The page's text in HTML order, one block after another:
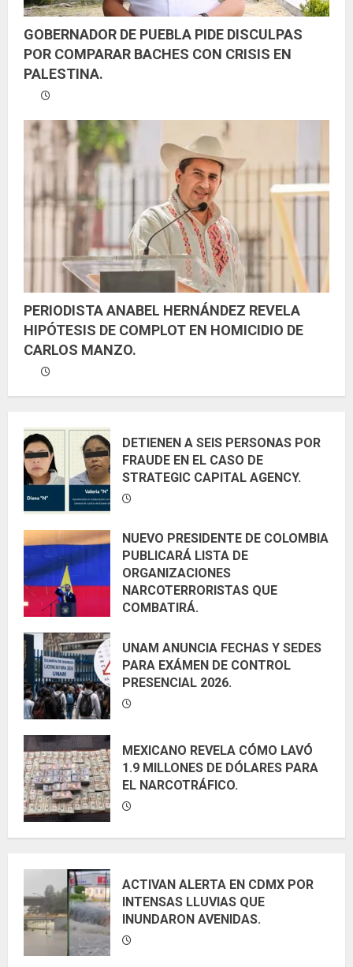
GOBERNADOR DE PUEBLA PIDE DISCULPAS
POR COMPARAR BACHES CON CRISIS EN
PALESTINA.
PERIODISTA ANABEL HERNÁNDEZ REVELA
HIPÓTESIS DE COMPLOT EN HOMICIDIO DE
CARLOS MANZO.
DETIENEN A SEIS PERSONAS POR
FRAUDE EN EL CASO DE
STRATEGIC CAPITAL AGENCY.
NUEVO PRESIDENTE DE COLOMBIA
PUBLICARÁ LISTA DE
ORGANIZACIONES
NARCOTERRORISTAS QUE
COMBATIRÁ.
UNAM ANUNCIA FECHAS Y SEDES
PARA EXÁMEN DE CONTROL
PRESENCIAL 2026.
MEXICANO REVELA CÓMO LAVÓ
1.9 MILLONES DE DÓLARES PARA
EL NARCOTRÁFICO.
ACTIVAN ALERTA EN CDMX POR
INTENSAS LLUVIAS QUE
INUNDARON AVENIDAS.